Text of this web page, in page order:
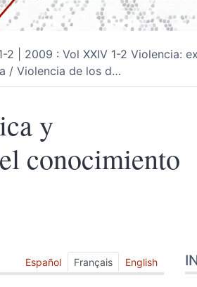
2 | 2009 : Vol XXIV 1-2 Violencia:
/ Violencia de los d…
y
conocimiento
Español Français English